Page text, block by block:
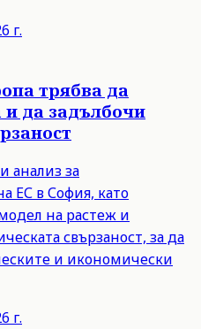
г.
трябва да
да задълбочи
анализ за
ЕС в София, като
на растеж и
свързаност, за да
и икономически
г.